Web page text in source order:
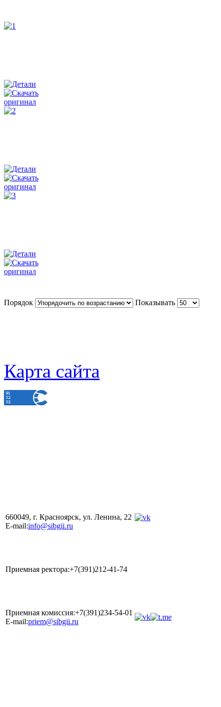
Порядок Показывать
Карта сайта
660049, г. Красноярск, ул. Ленина, 22
E-mail:info@sibgii.ru
Приемная ректора:+7(391)212-41-74
Приемная комиссия:+7(391)234-54-01
E-mail:priem@sibgii.ru